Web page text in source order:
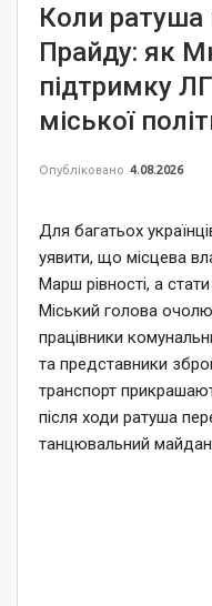
Коли ратуша
Прайду: як
підтримку
міської
Опубліковано 4.08.2026
Для багатьох
уявити, що місцева
Марш рівності, а
Міський голова
працівники
та представники
транспорт
після ходи ратуша
танцювальний